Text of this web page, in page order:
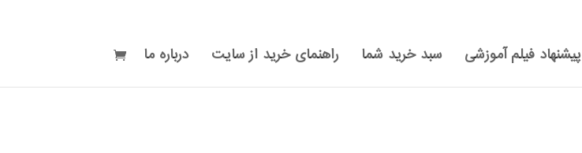
پیشنهاد فیلم آموزشی سبد خرید شما راهنمای خرید از سایت درباره ما